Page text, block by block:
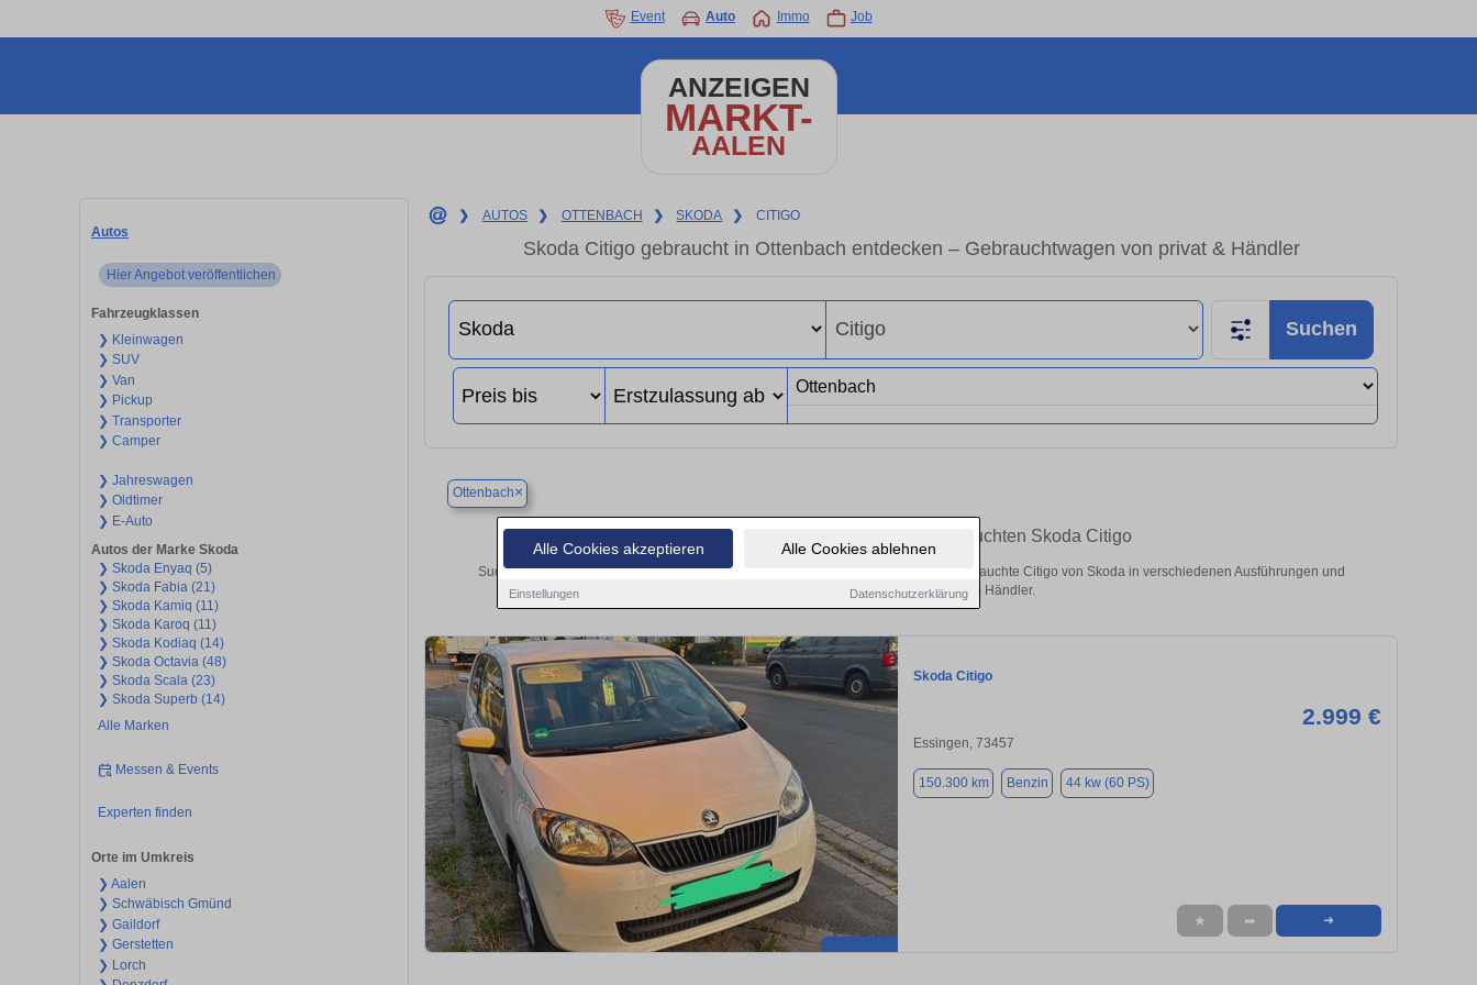
Alle Cookies akzeptieren Alle Cookies ablehnen
Einstellungen Datenschutzerklärung
Event Auto Immo Job
ANZEIGEN
MARKT-
AALEN
Autos
Hier Angebot veröffentlichen
Fahrzeugklassen
❯ Kleinwagen
❯ SUV
❯ Van
❯ Pickup
❯ Transporter
❯ Camper
❯ Jahreswagen
❯ Oldtimer
❯ E-Auto
Autos der Marke Skoda
❯ Skoda Enyaq (5)
❯ Skoda Fabia (21)
❯ Skoda Kamiq (11)
❯ Skoda Karoq (11)
❯ Skoda Kodiaq (14)
❯ Skoda Octavia (48)
❯ Skoda Scala (23)
❯ Skoda Superb (14)
Alle Marken
Messen & Events
Experten finden
Orte im Umkreis
❯ Aalen
❯ Schwäbisch Gmünd
❯ Gaildorf
❯ Gerstetten
❯ Lorch
❯ AUTOS ❯ OTTENBACH ❯ SKODA ❯ CITIGO
Skoda Citigo gebraucht in Ottenbach entdecken – Gebrauchtwagen von privat & Händler
Suchen
Ottenbach×
Finden Sie in Ottenbach Ihren gebrauchten Skoda Citigo
Suchen Sie in Ottenbach einen Skoda Citigo Gebrauchtwagen? Entdecken Sie gebrauchte Citigo von Skoda in verschiedenen Ausführungen und
Preisklassen von privat und vom Händler.
Skoda Citigo
2.999 €
Essingen, 73457
150.300 km Benzin 44 kw (60 PS)
★ ➦ ➜